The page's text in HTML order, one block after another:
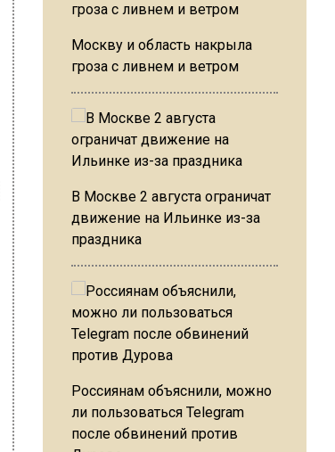
Москву и область накрыла
гроза с ливнем и ветром
В Москве 2 августа ограничат
движение на Ильинке из-за
праздника
Россиянам объяснили, можно
ли пользоваться Telegram
после обвинений против